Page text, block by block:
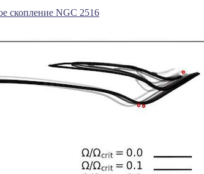
скопление NGC 2516